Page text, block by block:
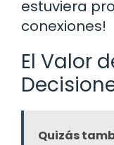
estuviera
conexiones!
El Valor
Quizás